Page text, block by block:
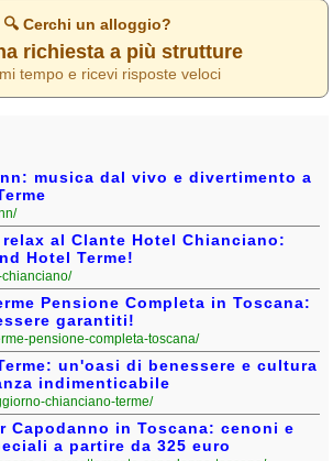
🔍 Cerchi un alloggio?
richiesta a più strutture
tempo e ricevi risposte veloci
musica dal vivo e divertimento a
relax al Clante Hotel Chianciano:
Hotel Terme!
Pensione Completa in Toscana:
garantiti!
pensione-completa-toscana/
un'oasi di benessere e cultura
indimenticabile
chianciano-terme/
Capodanno in Toscana: cenoni e
a partire da 325 euro